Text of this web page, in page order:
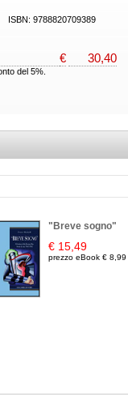
ISBN: 9788820709389
€ 30,40
del 5%.
"Breve sogno"
€ 15,49
prezzo eBook € 8,99